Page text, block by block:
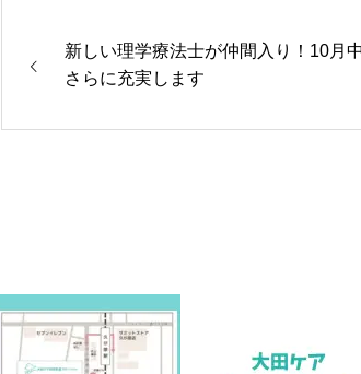
新しい理学療法士が仲間入り！10月
さらに充実します